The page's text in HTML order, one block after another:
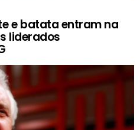
e batata entram na
liderados